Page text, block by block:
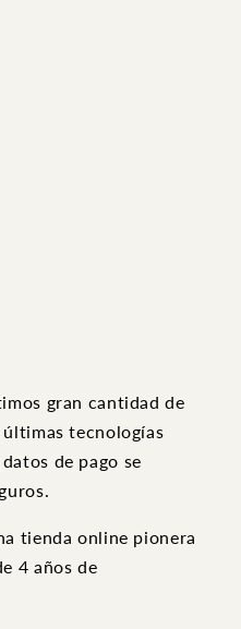
gran cantidad de
tecnologías
de pago se
tienda online pionera
4 años de